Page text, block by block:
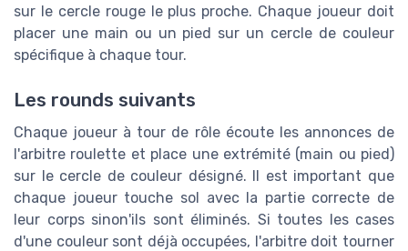
sur le cercle rouge le plus proche. Chaque joueur doit
placer une main ou un pied sur un cercle de couleur
spécifique à chaque tour.
Les rounds suivants
Chaque joueur à tour de rôle écoute les annonces de
l'arbitre roulette et place une extrémité (main ou pied)
sur le cercle de couleur désigné. Il est important que
chaque joueur touche sol avec la partie correcte de
leur corps sinon'ils sont éliminés. Si toutes les cases
d'une couleur sont déjà occupées, l'arbitre doit tourner